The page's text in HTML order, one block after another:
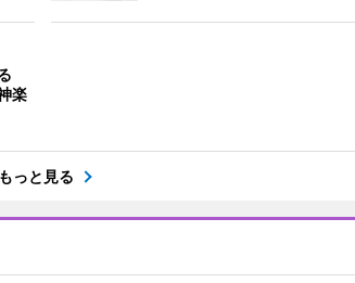
楽
もっと見る